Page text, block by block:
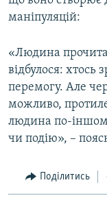
маніпуляцій:
«Людина
відбулося: хтось
перемогу. Але
можливо,
людина по-
чи подію», –
Поділитись